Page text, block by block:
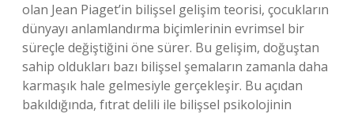
olan Jean Piaget’in bilişsel gelişim teorisi, çocukların
dünyayı anlamlandırma biçimlerinin evrimsel bir
süreçle değiştiğini öne sürer. Bu gelişim, doğuştan
sahip oldukları bazı bilişsel şemaların zamanla daha
karmaşık hale gelmesiyle gerçekleşir. Bu açıdan
bakıldığında, fıtrat delili ile bilişsel psikolojinin